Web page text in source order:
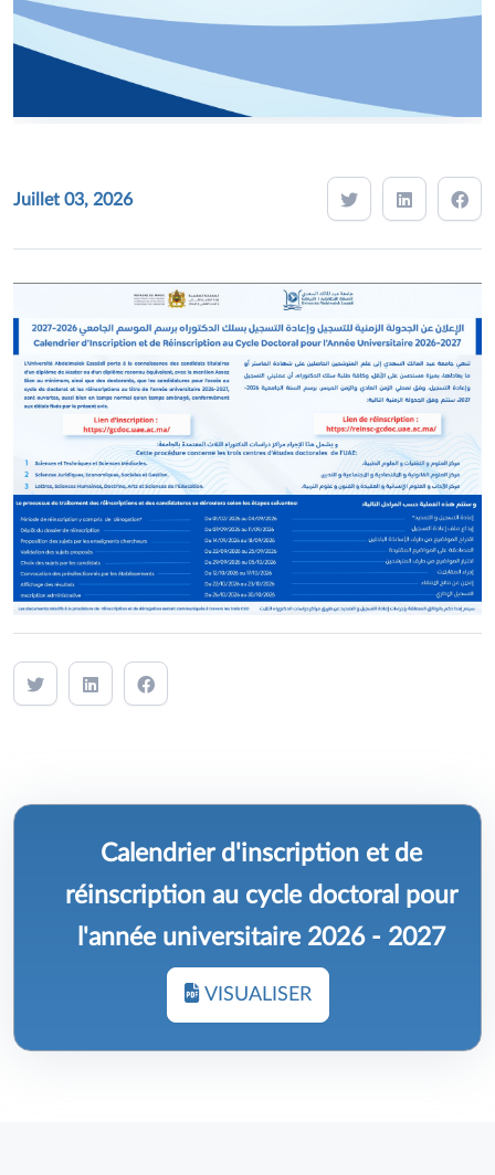
Juillet 03, 2026
Calendrier d'inscription et de
réinscription au cycle doctoral pour
l'année universitaire 2026 - 2027
VISUALISER